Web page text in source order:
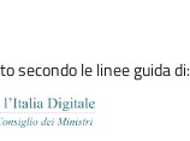
secondo le linee guida di: